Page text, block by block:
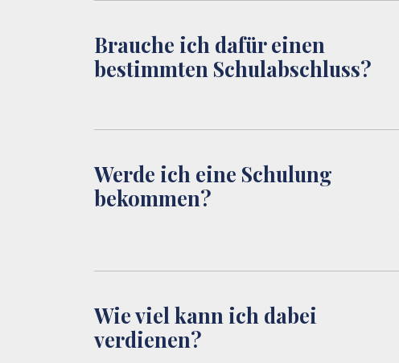
Brauche ich dafür einen
bestimmten Schulabschluss?
Werde ich eine Schulung
bekommen?
Wie viel kann ich dabei
verdienen?